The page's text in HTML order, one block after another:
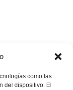
como las
del dispositivo. El